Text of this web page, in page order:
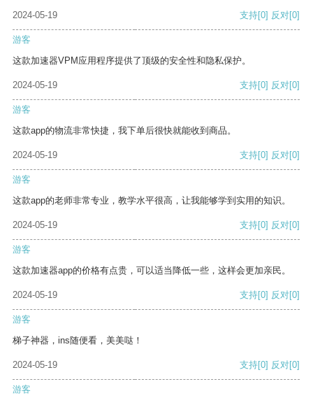
2024-05-19 支持[0] 反对[0]
游客
这款加速器VPM应用程序提供了顶级的安全性和隐私保护。
2024-05-19 支持[0] 反对[0]
游客
这款app的物流非常快捷，我下单后很快就能收到商品。
2024-05-19 支持[0] 反对[0]
游客
这款app的老师非常专业，教学水平很高，让我能够学到实用的知识。
2024-05-19 支持[0] 反对[0]
游客
这款加速器app的价格有点贵，可以适当降低一些，这样会更加亲民。
2024-05-19 支持[0] 反对[0]
游客
梯子神器，ins随便看，美美哒！
2024-05-19 支持[0] 反对[0]
游客